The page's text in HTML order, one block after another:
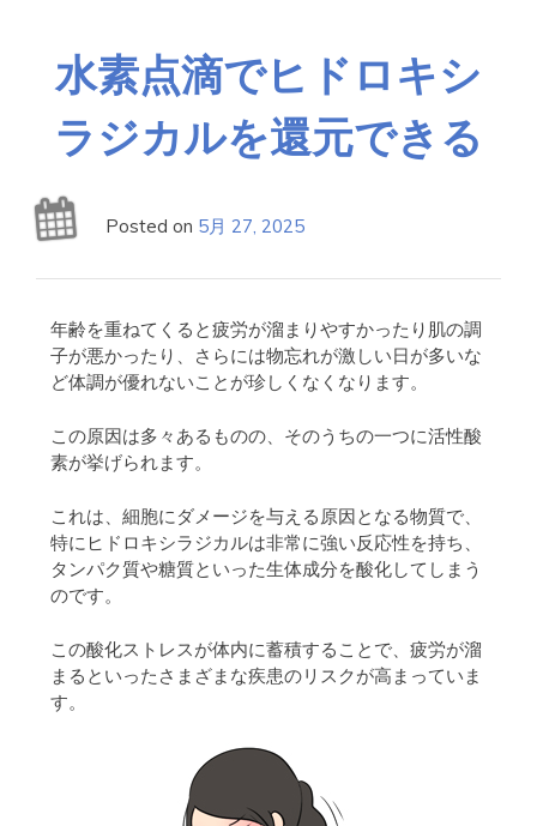
水素点滴でヒドロキシ
ラジカルを還元できる
Posted on 5月 27, 2025
年齢を重ねてくると疲労が溜まりやすかったり肌の調
子が悪かったり、さらには物忘れが激しい日が多いな
ど体調が優れないことが珍しくなくなります。
この原因は多々あるものの、そのうちの一つに活性酸
素が挙げられます。
これは、細胞にダメージを与える原因となる物質で、
特にヒドロキシラジカルは非常に強い反応性を持ち、
タンパク質や糖質といった生体成分を酸化してしまう
のです。
この酸化ストレスが体内に蓄積することで、疲労が溜
まるといったさまざまな疾患のリスクが高まっていま
す。